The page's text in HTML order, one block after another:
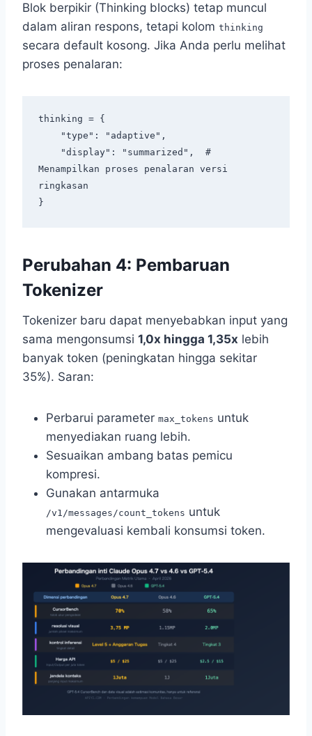
Blok berpikir (Thinking blocks) tetap muncul
dalam aliran respons, tetapi kolom thinking
secara default kosong. Jika Anda perlu melihat
proses penalaran:
thinking = {
Menampilkan proses penalaran versi
ringkasan
Perubahan 4: Pembaruan
Tokenizer
Tokenizer baru dapat menyebabkan input yang
sama mengonsumsi 1,0x hingga 1,35x lebih
banyak token (peningkatan hingga sekitar
35%). Saran:
Perbarui parameter max_tokens untuk
menyediakan ruang lebih.
Sesuaikan ambang batas pemicu
kompresi.
Gunakan antarmuka
/v1/messages/count_tokens untuk
mengevaluasi kembali konsumsi token.